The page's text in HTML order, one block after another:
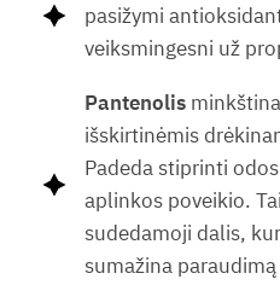
pasižymi
veiksmingesni už
Pantenolis
išskirtinėmis
Padeda stiprinti
aplinkos poveikio.
sudedamoji dalis,
sumažina